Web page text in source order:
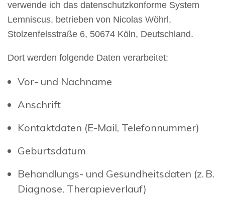
verwende ich das datenschutzkonforme System
Lemniscus, betrieben von Nicolas Wöhrl,
Stolzenfelsstraße 6, 50674 Köln, Deutschland.
Dort werden folgende Daten verarbeitet:
Vor- und Nachname
Anschrift
Kontaktdaten (E-Mail, Telefonnummer)
Geburtsdatum
Behandlungs- und Gesundheitsdaten (z. B.
Diagnose, Therapieverlauf)